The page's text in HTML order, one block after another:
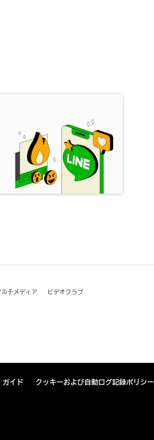
ルチメディア ビデオクラブ
ガイド クッキーおよび自動ログ記録ポリシー